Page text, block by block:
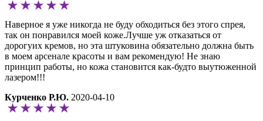
Наверное я уже никогда не буду обходиться без этого спрея,
так он понравился моей коже.Лучше уж отказаться от
дорогуих кремов, но эта штуковина обязательно должна быть
в моем арсенале красоты и вам рекомендую! Не знаю
принцип работы, но кожа становится как-будто выутюженной
лазером!!!
Курченко Р.Ю. 2020-04-10